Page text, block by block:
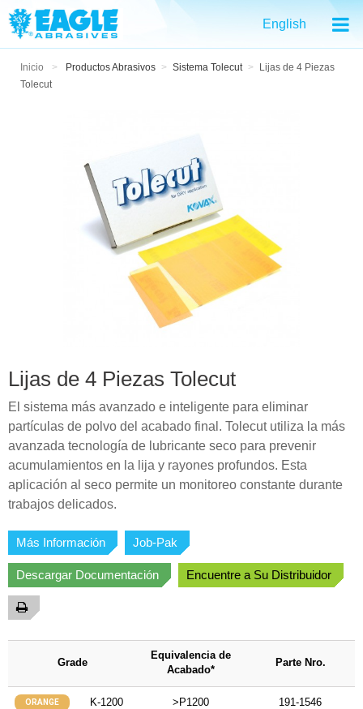
English
Inicio > Productos Abrasivos > Sistema Tolecut >
Lijas de 4 Piezas
Tolecut
Lijas de 4 Piezas Tolecut
El sistema más avanzado e inteligente para eliminar
partículas de polvo del acabado final. Tolecut utiliza la más
avanzada tecnología de lubricante seco para prevenir
acumulamientos en la lija y rayones profundos. Esta
aplicación al seco permite un monitoreo constante durante
trabajos delicados.
Más Información Job-Pak
Descargar Documentación Encuentre a Su Distribuidor
Grade
Equivalencia de
Acabado*
Parte Nro.
ORANGE K-1200 >P1200 191-1546